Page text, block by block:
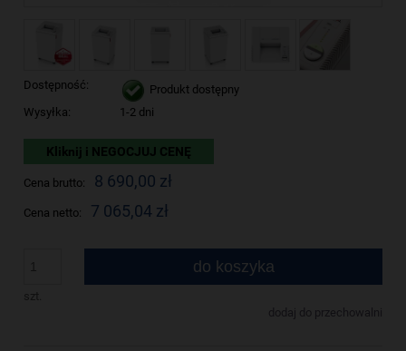
Dostępność:
Produkt dostępny
Wysyłka:
1-2 dni
Kliknij i NEGOCJUJ CENĘ
Cena brutto: 8 690,00 zł
Cena netto: 7 065,04 zł
do koszyka
dodaj do przechowalni